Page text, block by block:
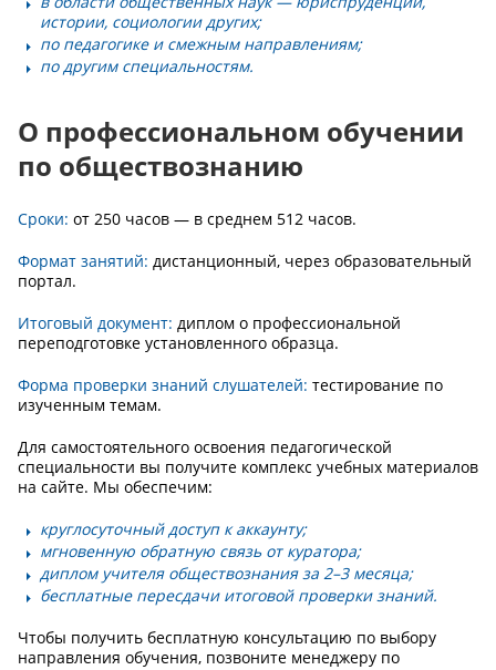
истории, социологии других;
по педагогике и смежным направлениям;
по другим специальностям.
О профессиональном обучении
по обществознанию
Сроки: от 250 часов — в среднем 512 часов.
Формат занятий: дистанционный, через образовательный
портал.
Итоговый документ: диплом о профессиональной
переподготовке установленного образца.
Форма проверки знаний слушателей: тестирование по
изученным темам.
Для самостоятельного освоения педагогической
специальности вы получите комплекс учебных материалов
на сайте. Мы обеспечим:
круглосуточный доступ к аккаунту;
мгновенную обратную связь от куратора;
диплом учителя обществознания за 2–3 месяца;
бесплатные пересдачи итоговой проверки знаний.
Чтобы получить бесплатную консультацию по выбору
направления обучения, позвоните менеджеру по